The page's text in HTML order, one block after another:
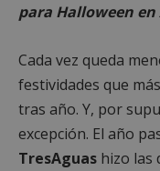
para Halloween en
Cada vez queda
festividades que
tras año. Y, por
excepción. El año
TresAguas hizo las